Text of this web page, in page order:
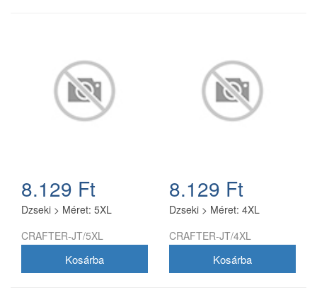
kényelmet biztosít.Könnyű,
szakadásálló és vízálló, így
ideális segítője a
kertészkedésnek vagy más
földmunkáknak.Akár, hogy
kényelmes térdeléshez.
Anyag:Hab, szakadás- és
vízálló, hosszú élettartamot
biztosít. Szín:Színes
kialakítás, hogy feldobja a
kertészeti felszerelését.
Könnyű és
8.129 Ft
Dzseki > Méret: 5XL
CRAFTER-JT/5XL
8.129 Ft
Dzseki > Méret: 4XL
CRAFTER-JT/4XL